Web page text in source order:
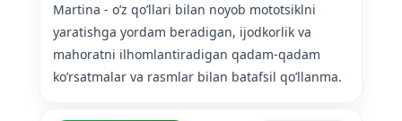
Martina - o’z qo’llari bilan noyob mototsiklni
yaratishga yordam beradigan, ijodkorlik va
mahoratni ilhomlantiradigan qadam-qadam
ko’rsatmalar va rasmlar bilan batafsil qo’llanma.